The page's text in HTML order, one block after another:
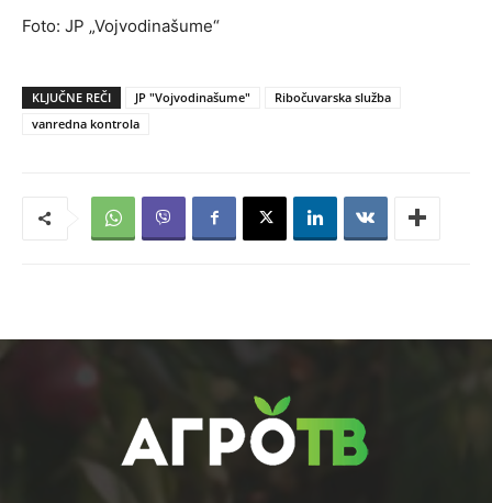
Foto: JP „Vojvodinašume“
KLJUČNE REČI JP "Vojvodinašume"
Ribočuvarska služba
vanredna kontrola